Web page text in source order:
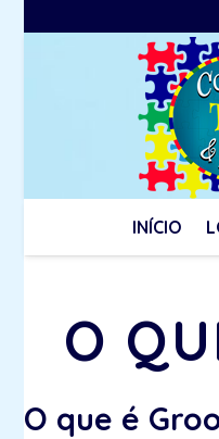
INÍCIO
O
O que é